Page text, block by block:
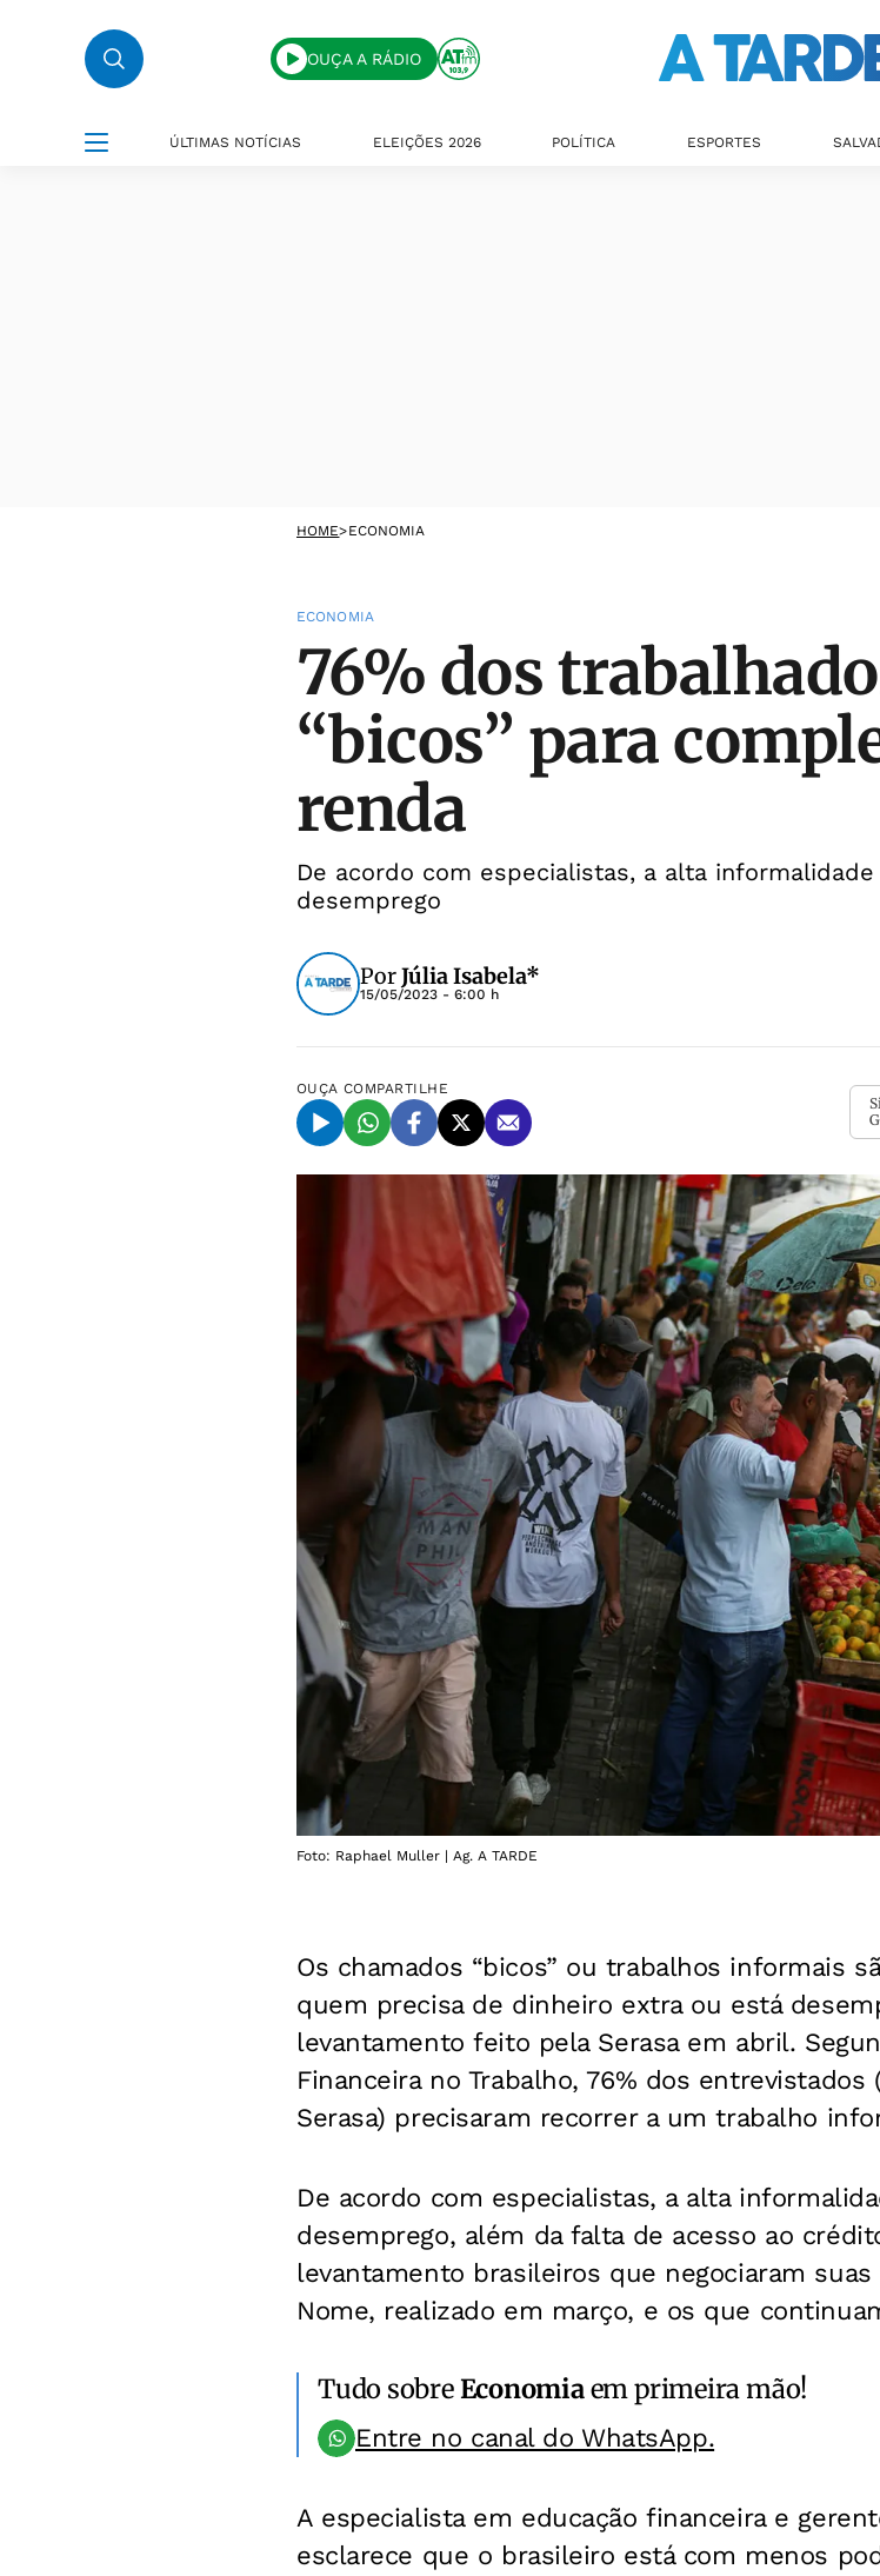
OUÇA A RÁDIO
ÚLTIMAS NOTÍCIAS ELEIÇÕES 2026 POLÍTICA ESPORTES
HOME>ECONOMIA
ECONOMIA
76% dos
“bicos” para
renda
De acordo com especialistas, a alta
desemprego
PorJúlia Isabela*
15/05/2023 - 6:00 h
OUÇA COMPARTILHE
Foto: Raphael Muller | Ag. A TARDE
Os chamados “bicos” ou trabalhos informais
quem precisa de dinheiro extra ou está
levantamento feito pela Serasa em abril.
Financeira no Trabalho, 76% dos
Serasa) precisaram recorrer a um trabalho
De acordo com especialistas, a alta
desemprego, além da falta de acesso ao
levantamento brasileiros que negociaram
Nome, realizado em março, e os que
Tudo sobreEconomiaem primeira mão!
Entre no canal do WhatsApp.
A especialista em educação financeira e
esclarece que o brasileiro está com menos